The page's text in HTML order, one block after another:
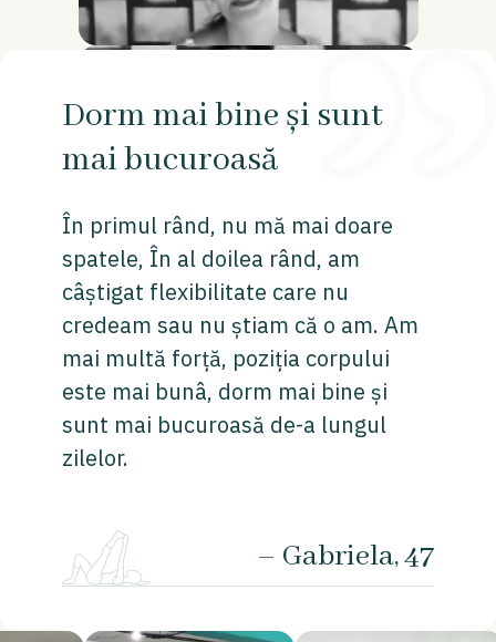
Dorm mai bine și sunt
mai bucuroasă
În primul rând, nu mă mai doare
spatele, În al doilea rând, am
câștigat flexibilitate care nu
credeam sau nu știam că o am. Am
mai multă forță, poziția corpului
este mai bunâ, dorm mai bine și
sunt mai bucuroasă de-a lungul
zilelor.
– Gabriela, 47